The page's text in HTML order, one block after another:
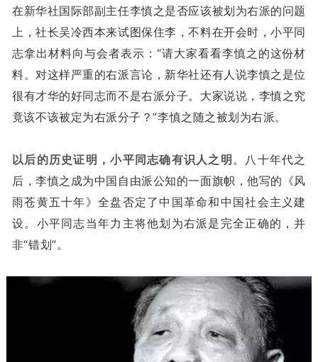
在新华社国际部副主任李慎之是否应该被划为右派的问题
上，社长吴冷西本来试图保住李，不料在开会时，小平同
志拿出材料向与会者表示：“请大家看看李慎之的这份材
料。对这样严重的右派言论，新华社还有人说李慎之是位
很有才华的好同志而不是右派分子。大家说说，李慎之究
竟该不该被定为右派分子？”李慎之随之被划为右派。
以后的历史证明，小平同志确有识人之明 。八十年代之
后，李慎之成为中国自由派公知的一面旗帜，他写的《风
雨苍黄五十年》全盘否定了中国革命和中国社会主义建
设。小平同志当年力主将他划为右派是完全正确的，并
非“错划”。